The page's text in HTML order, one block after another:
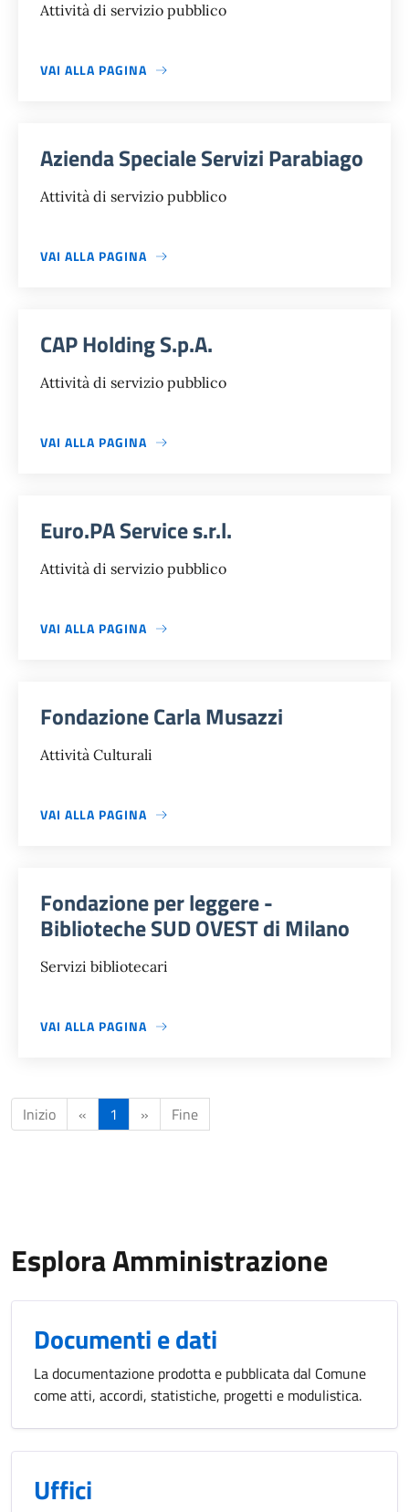
Attività di servizio pubblico
VAI ALLA PAGINA
Azienda Speciale Servizi Parabiago
Attività di servizio pubblico
VAI ALLA PAGINA
CAP Holding S.p.A.
Attività di servizio pubblico
VAI ALLA PAGINA
Euro.PA Service s.r.l.
Attività di servizio pubblico
VAI ALLA PAGINA
Fondazione Carla Musazzi
Attività Culturali
VAI ALLA PAGINA
Fondazione per leggere -
Biblioteche SUD OVEST di Milano
Servizi bibliotecari
VAI ALLA PAGINA
Inizio « 1 » Fine
Esplora Amministrazione
Documenti e dati
La documentazione prodotta e pubblicata dal Comune
come atti, accordi, statistiche, progetti e modulistica.
Uffici